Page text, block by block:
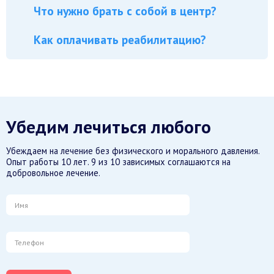
Что нужно брать с собой в центр?
Как оплачивать реабилитацию?
Убедим лечиться любого
Убеждаем на лечение без физического и морального давления.
Опыт работы 10 лет. 9 из 10 зависимых соглашаются на
добровольное лечение.